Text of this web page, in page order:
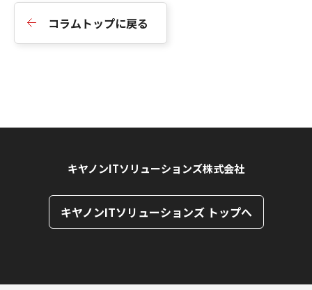
コラムトップに戻る
キヤノンITソリューションズ株式会社
キヤノンITソリューションズ トップへ